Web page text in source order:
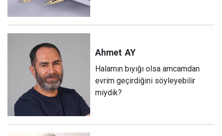
Ahmet AY
Halamın bıyığı olsa amcamdan
evrim geçirdiğini söyleyebilir
miydik?